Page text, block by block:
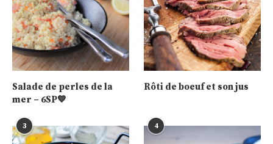
Salade de perles de la
mer – 6SP💙
Rôti de boeuf et son jus
3 4